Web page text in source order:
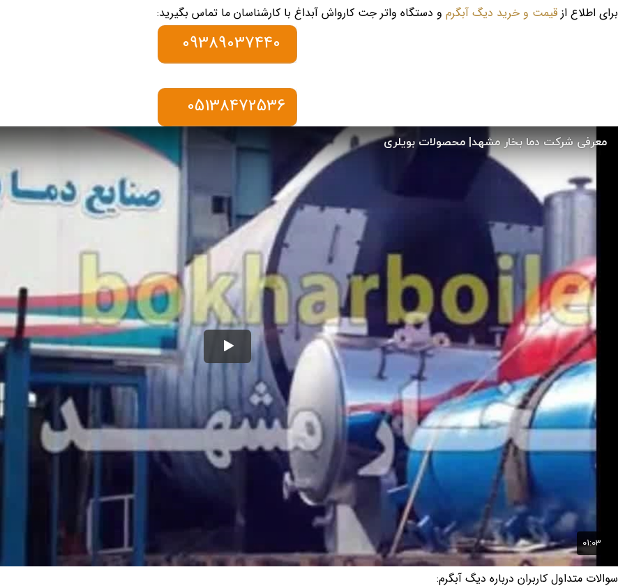
برای اطلاع از قیمت و خرید دیگ آبگرم و دستگاه واتر جت کارواش آبداغ با کارشناسان ما تماس بگیرید:
سوالات متداول کاربران درباره دیگ آبگرم: